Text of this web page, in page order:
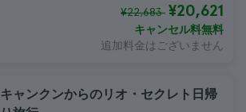
¥22,683 ¥20,621
キャンセル料無料
追加料金はございません
キャンクンからのリオ・セクレト日帰